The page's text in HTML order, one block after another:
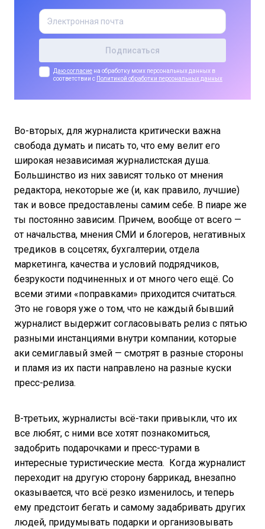
Даю согласие на обработку моих персональных данных в
соответствии с Политикой обработки персональных данных
Во-вторых, для журналиста критически важна
свобода думать и писать то, что ему велит его
широкая независимая журналистская душа.
Большинство из них зависят только от мнения
редактора, некоторые же (и, как правило, лучшие)
так и вовсе предоставлены самим себе. В пиаре же
ты постоянно зависим. Причем, вообще от всего —
от начальства, мнения СМИ и блогеров, негативных
тредиков в соцсетях, бухгалтерии, отдела
маркетинга, качества и условий подрядчиков,
безрукости подчиненных и от много чего ещё. Со
всеми этими «поправками» приходится считаться.
Это не говоря уже о том, что не каждый бывший
журналист выдержит согласовывать релиз с пятью
разными инстанциями внутри компании, которые
аки семиглавый змей — смотрят в разные стороны
и пламя из их пасти направлено на разные куски
пресс-релиза.
В-третьих, журналисты всё-таки привыкли, что их
все любят, с ними все хотят познакомиться,
задобрить подарочками и пресс-турами в
интересные туристические места. Когда журналист
переходит на другую сторону баррикад, внезапно
оказывается, что всё резко изменилось, и теперь
ему предстоит бегать и самому задабривать других
людей, придумывать подарки и организовывать